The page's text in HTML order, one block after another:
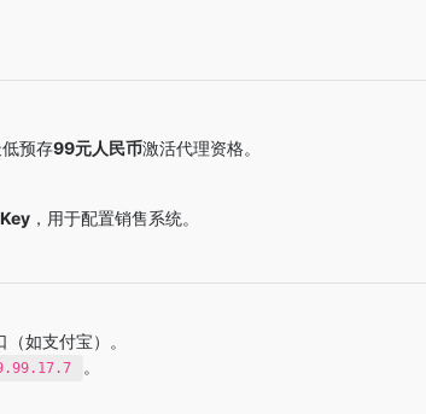
预存99元人民币激活代理资格。
，用于配置销售系统。
如支付宝）。
。